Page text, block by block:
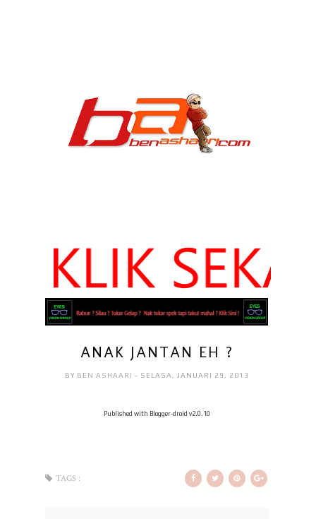
ANAK JANTAN EH ?
BY BEN ASHAARI - SELASA, JANUARI 29, 2013
Published with Blogger-droid v2.0.10
TAGS :